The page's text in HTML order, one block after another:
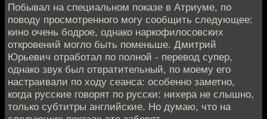
Побывал на специальном показе в Атриуме, по
поводу просмотренного могу сообщить следующее:
кино очень бодрое, однако наркофилосовских
откровений могло быть поменьше. Дмитрий
Юрьевич отработал по полной - перевод супер,
однако звук был отвратительный, по моему его
настраивали по ходу сеанса: особенно заметно,
когда русские говорят по русски: нихера не слышно,
только субтитры английские. Но думаю, что на